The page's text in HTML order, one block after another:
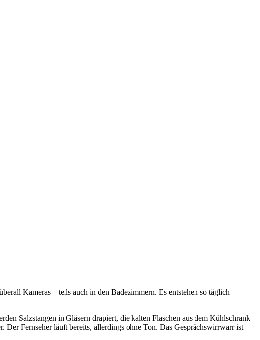
Kameras – teils auch in den Badezimmern. Es entstehen so täglich
Salzstangen in Gläsern drapiert, die kalten Flaschen aus dem Kühlschrank
Fernseher läuft bereits, allerdings ohne Ton. Das Gesprächswirrwarr ist